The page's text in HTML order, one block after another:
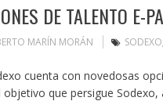
DE TALENTO E-
MARÍN MORÁN SODEXO
cuenta con novedosas
que persigue